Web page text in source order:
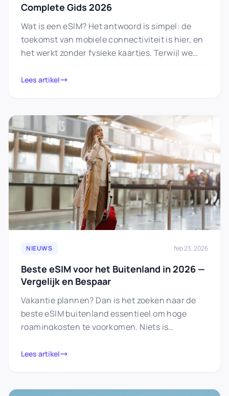
Complete Gids 2026
Wat is een eSIM? Het antwoord is simpel: de
toekomst van mobiele connectiviteit is hier, en
het werkt zonder fysieke kaartjes. Terwijl we
Lees artikel
NIEUWS feb 23, 2026
Beste eSIM voor het Buitenland in 2026 —
Vergelijk en Bespaar
Vakantie plannen? Dan is het zoeken naar de
beste eSIM buitenland essentieel om hoge
roamingkosten te voorkomen. Niets is
ontdekken…
Lees artikel